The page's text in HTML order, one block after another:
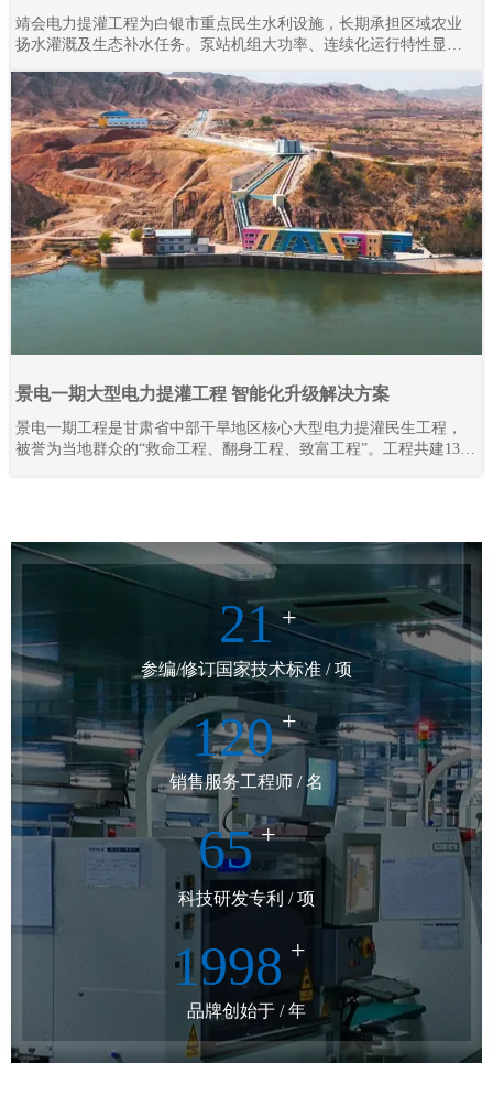
靖会电力提灌工程为白银市重点民生水利设施，长期承担区域农业
扬水灌溉及生态补水任务。泵站机组大功率、连续化运行特性显
全域规模化应用上海雷诺尔高压产品，目前现场部署高压软起动柜
80余台、高压变频器20余台，设备分阶段投运、迭代升级。2015年
至今批量接入高压产品，全系列设备经长期工况验证，运行状态稳
定可靠。
景电一期大型电力提灌工程 智能化升级解决方案
景电一期工程是甘肃省中部干旱地区核心大型电力提灌民生工程，
被誉为当地群众的“救命工程、翻身工程、致富工程”。工程共建13座
21 +
参编/修订国家技术标准 / 项
120 +
销售服务工程师 / 名
65 +
科技研发专利 / 项
1998 +
品牌创始于 / 年